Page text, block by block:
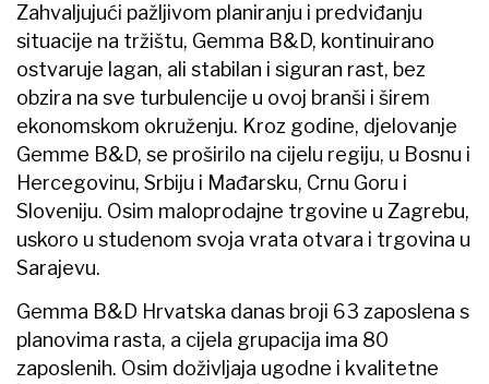
Zahvaljujući pažljivom planiranju i predviđanju
situacije na tržištu, Gemma B&D, kontinuirano
ostvaruje lagan, ali stabilan i siguran rast, bez
obzira na sve turbulencije u ovoj branši i širem
ekonomskom okruženju. Kroz godine, djelovanje
Gemme B&D, se proširilo na cijelu regiju, u Bosnu i
Hercegovinu, Srbiju i Mađarsku, Crnu Goru i
Sloveniju. Osim maloprodajne trgovine u Zagrebu,
uskoro u studenom svoja vrata otvara i trgovina u
Sarajevu.
Gemma B&D Hrvatska danas broji 63 zaposlena s
planovima rasta, a cijela grupacija ima 80
zaposlenih. Osim doživljaja ugodne i kvalitetne